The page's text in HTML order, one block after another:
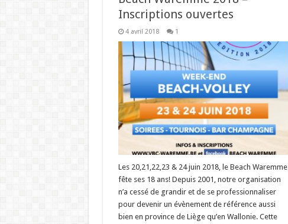
Inscriptions ouvertes
4 avril 2018 1
Les 20,21,22,23 & 24 juin 2018, le Beach Waremme
fête ses 18 ans! Depuis 2001, notre organisation
n’a cessé de grandir et de se professionnaliser
pour devenir un évènement de référence aussi
bien en province de Liège qu’en Wallonie. Cette